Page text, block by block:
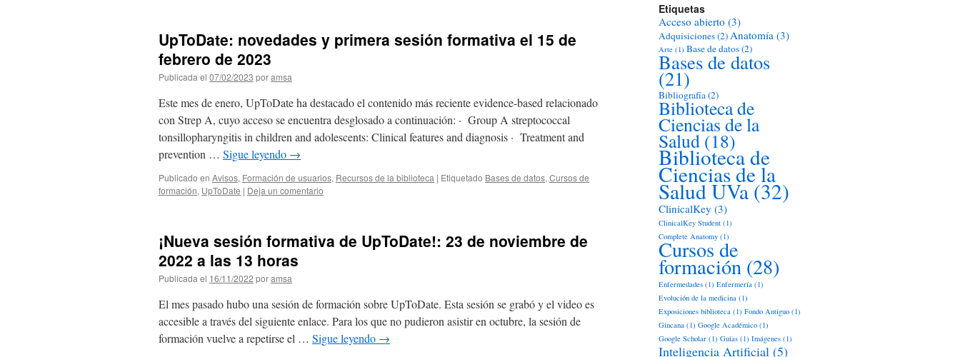
UpToDate: novedades y primera sesión formativa el 15 de
febrero de 2023
Publicada el 07/02/2023 poramsa
Este mes de enero, UpToDate ha destacado el contenido más reciente evidence-based relacionado
con Strep A, cuyo acceso se encuentra desglosado a continuación: · Group A streptococcal
tonsillopharyngitis in children and adolescents: Clinical features and diagnosis · Treatment and
prevention … Sigue leyendo →
Publicado en Avisos, Formación de usuarios, Recursos de la biblioteca | Etiquetado Bases de datos, Cursos de
formación, UpToDate | Deja un comentario
¡Nueva sesión formativa de UpToDate!: 23 de noviembre de
2022 a las 13 horas
Publicada el 16/11/2022 poramsa
El mes pasado hubo una sesión de formación sobre UpToDate. Esta sesión se grabó y el video es
accesible a través del siguiente enlace. Para los que no pudieron asistir en octubre, la sesión de
formación vuelve a repetirse el … Sigue leyendo →
Etiquetas
Acceso abierto (3)
Adquisiciones(2) Anatomía (3)
Arte (1) Base de datos(2)
Bases de datos
(21)
Bibliografía(2)
Biblioteca de
Ciencias de la
Salud (18)
Biblioteca de
Ciencias de la
Salud UVa(32)
ClinicalKey (3)
ClinicalKey Student (1)
Complete Anatomy (1)
Cursos de
formación (28)
Enfermedades (1) Enfermería (1)
Evolución de la medicina (1)
Exposiciones biblioteca (1) Fondo Antiguo (1)
Gincana (1) Google Académico (1)
Google Scholar (1) Guías (1) Imágenes (1)
Inteligencia Artificial (5)